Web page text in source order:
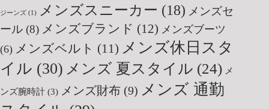
ジーンズ (1) メンズスニーカー (18) メンズセ
ール (8) メンズブランド (12) メンズブーツ
(6) メンズベルト (11) メンズ休日スタ
イル (30) メンズ 夏スタイル (24) メ
ンズ腕時計 (3) メンズ財布 (9) メンズ 通勤